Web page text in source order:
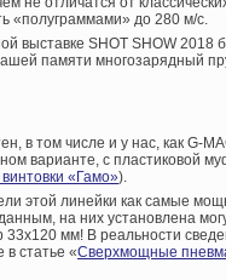
«полуграммами» до 280 м/с.
выставке SHOT SHOW 2018
памяти многозарядный
в том числе и у нас, как G-
варианте, с пластиковой
«Гамо»).
этой линейки как самые
на них установлена
33х120 мм! В реальности
статье «Сверхмощные